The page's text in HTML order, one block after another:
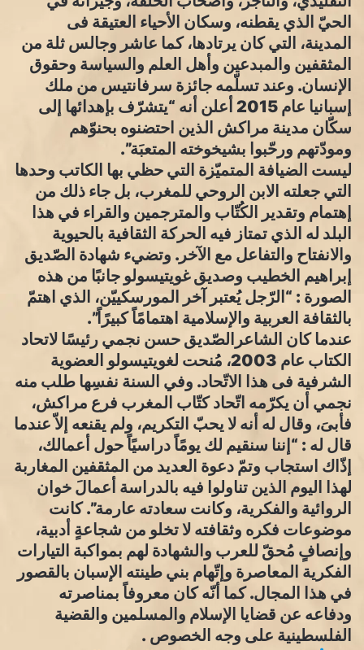
الحيّ الذي يقطنه، وسكان الأحياء العتيقة فى
المدينة، التي كان يرتادها، كما عاشر وجالس ثلة من
المثقفين والمبدعين وأهل العلم والسياسة وحقوق
الإنسان. وعند تسلّمه جائزة سرفانتيس من ملك
إسبانيا عام 2015 أعلن أنه “يتشرّف بإهدائها إلى
سكّان مدينة مراكش الذين احتضنوه بحنوّهم
ومودّتهم ورحّبوا بشيخوخته المتعبَة”.
ليست الضيافة المتميّزة التي حظي بها الكاتب وحدها
التي جعلته الابن الروحي للمغرب، بل جاء ذلك من
إهتمام وتقدير الكُتّاب والمترجمين والقراء في هذا
البلد له الذي تمتاز فيه الحركة الثقافية بالحيوية
والانفتاح والتفاعل مع الآخر. وتضيء شهادة الصّديق
إبراهيم الخطيب وصديق غويتيسولو جانبًا من هذه
الصورة : “الرّجل يُعتبر آخر المورسكييّن، الذي اهتمّ
بالثقافة العربية والإسلامية اهتمامًاً كبيرًاً”.
عندما كان الشاعرالصّديق حسن نجمي رئيسًا لاتحاد
الكتاب عام 2003، مُنحت لغويتيسولو العضوية
الشرفية فى هذا الاتّحاد. وفي السنة نفسِها طلب منه
نجمي أن يكرّمه اتّحاد كتّاب المغرب فرع مراكش،
فأبىَ، وقال له أنه لا يحبّ التكريم، ولم يقنعه إلاّ عندما
قال له : “إننا سنقيم لك يومًاً دراسيًاً حول أعمالك،
إذّاك استجاب وتمّ دعوة العديد من المثقفين المغاربة
لهذا اليوم الذين تناولوا فيه بالدراسة أعمالَ خوان
الروائية والفكرية، وكانت سعادته عارمة”. كانت
موضوعات فكره وثقافته لا تخلو من شجاعةٍ أدبية،
وإنصافٍ مُحقّ للعرب والشهادة لهم بمواكبة التيارات
الفكرية المعاصرة وإتّهام بني طينته الإسبان بالقصور
في هذا المجال. كما أنّه كان معروفاً بمناصرته
ودفاعه عن قضايا الإسلام والمسلمين والقضية
الفلسطينية على وجه الخصوص .